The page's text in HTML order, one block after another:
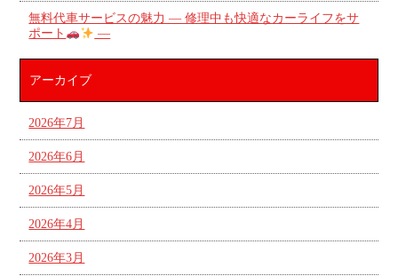
無料代車サービスの魅力 ― 修理中も快適なカーライフをサ
ポート
―
アーカイブ
2026年7月
2026年6月
2026年5月
2026年4月
2026年3月